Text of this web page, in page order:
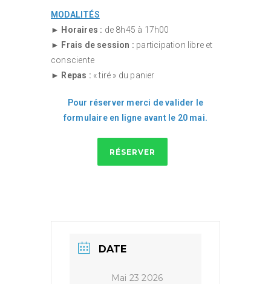
MODALITÉS
► Horaires : de 8h45 à 17h00
► Frais de session : participation libre et
consciente
► Repas : « tiré » du panier
Pour réserver merci de valider le
formulaire en ligne avant le 20 mai.
RÉSERVER
DATE
Mai 23 2026